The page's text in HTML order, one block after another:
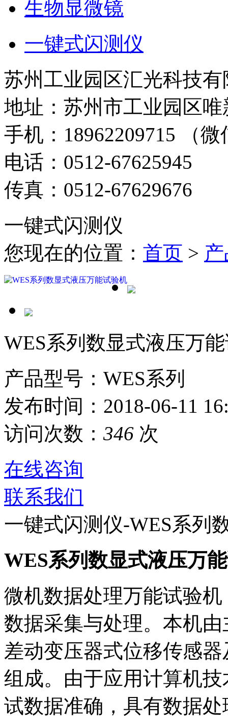
生物显微镜
一键式闪测仪
苏州工业园区汇光科技有
地址：苏州市工业园区唯
手机：18962209715 （
电话：0512-67625945
传真：0512-67629676
一键式闪测仪
您现在的位置： 首页 >
WES系列数显式液压万
产品型号：WES系列
发布时间：2018-06-11
访问次数： 346 次
在线咨询
联系我们
一键式闪测仪-WES系列
WES系列数显式液压万
微机数据处理万能试验
数据采集与处理。本机
差动变压器式位移传感
组成。由于应用计算机
试数据准确，具有数据